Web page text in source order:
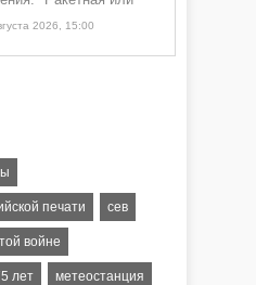
и "Угроза
или БПЛА"
2026, 15:00
печати сев
войне
лет метеостанция